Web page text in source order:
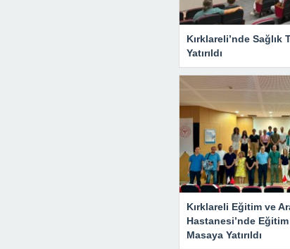
Kırklareli’nde Sağlık
Yatırıldı
Kırklareli Eğitim ve
Hastanesi’nde Eğitim
Masaya Yatırıldı